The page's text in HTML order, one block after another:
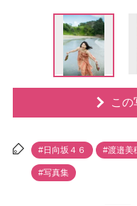
この
#日向坂４６ #渡邉美
#写真集